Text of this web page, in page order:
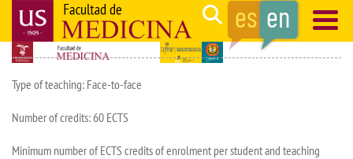
main
Search
Navegación
principal
Type of teaching: Face-to-face
Number of credits: 60 ECTS
Minimum number of ECTS credits of enrolment per student and teaching